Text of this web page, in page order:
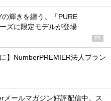
の輝きを纏う。「PURE
ズに限定モデルが登場
PR
】NumberPREMIER法人プラン
メールマガジン好評配信中。ス